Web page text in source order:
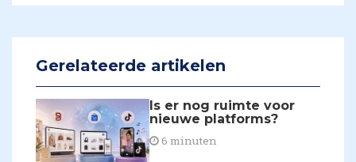
Gerelateerde artikelen
Is er nog ruimte voor
nieuwe platforms?
6 minuten